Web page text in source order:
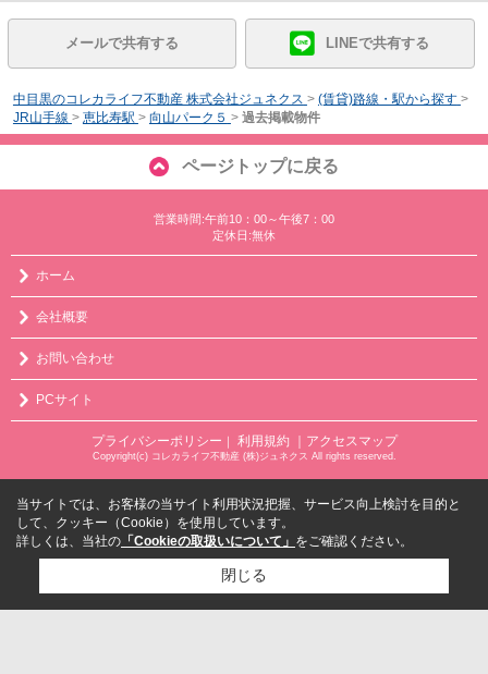
メールで共有する LINEで共有する
中目黒のコレカライフ不動産 株式会社ジュネクス > (賃貸)路線・駅から探す >
JR山手線 > 恵比寿駅 > 向山パーク５ > 過去掲載物件
ページトップに戻る
営業時間:午前10：00～午後7：00
定休日:無休
ホーム
会社概要
お問い合わせ
PCサイト
プライバシーポリシー ｜ 利用規約 ｜アクセスマップ
Copyright(c) コレカライフ不動産 (株)ジュネクス All rights reserved.
当サイトでは、お客様の当サイト利用状況把握、サービス向上検討を目的と
して、クッキー（Cookie）を使用しています。
詳しくは、当社の 「Cookieの取扱いについて」 をご確認ください。
閉じる